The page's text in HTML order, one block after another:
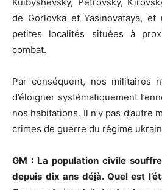
Kuibyshevsky, Petrovsky,
de Gorlovka et Yasinovataya,
petites localités situées à
combat.
Par conséquent, nos militaires
d’éloigner systématiquement
nos habitations. Il n’y pas d’autre
crimes de guerre du régime
GM : La population civile
depuis dix ans déjà. Quel est